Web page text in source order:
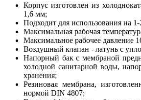
Корпус изготовлен из
1,6 мм;
Подходит для использования на 1-
Максимальная рабочая
Максимальное рабочее давление
Воздушный клапан - латунь с
Напорный бак с мембраной
холодной санитарной воды,
хранения;
Резиновая мембрана,
нормой DIN 4807;